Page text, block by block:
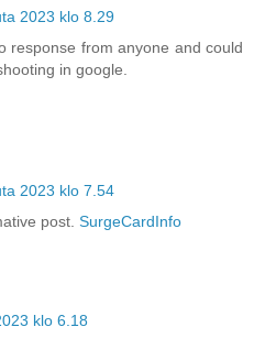
2023 klo 8.29
response from anyone and could
in google.
2023 klo 7.54
post. SurgeCardInfo
klo 6.18